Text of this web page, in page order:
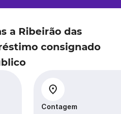
a Ribeirão das
consignado
Contagem